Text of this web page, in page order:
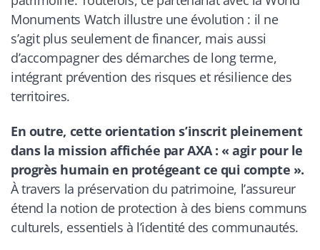
Monuments Watch illustre une évolution : il ne
s’agit plus seulement de financer, mais aussi
d’accompagner des démarches de long terme,
intégrant prévention des risques et résilience des
territoires.
En outre, cette orientation s’inscrit pleinement
dans la mission affichée par AXA : «agir pour le
progrès humain en protégeant ce qui compte ».
À travers la préservation du patrimoine, l’assureur
étend la notion de protection à des biens communs
culturels, essentiels à l’identité des communautés.